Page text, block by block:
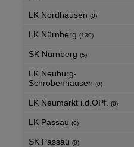
LK Nordhausen (0)
LK Nürnberg (130)
SK Nürnberg (5)
LK Neuburg-
Schrobenhausen (0)
LK Neumarkt i.d.OPf. (0)
LK Passau (0)
SK Passau (0)